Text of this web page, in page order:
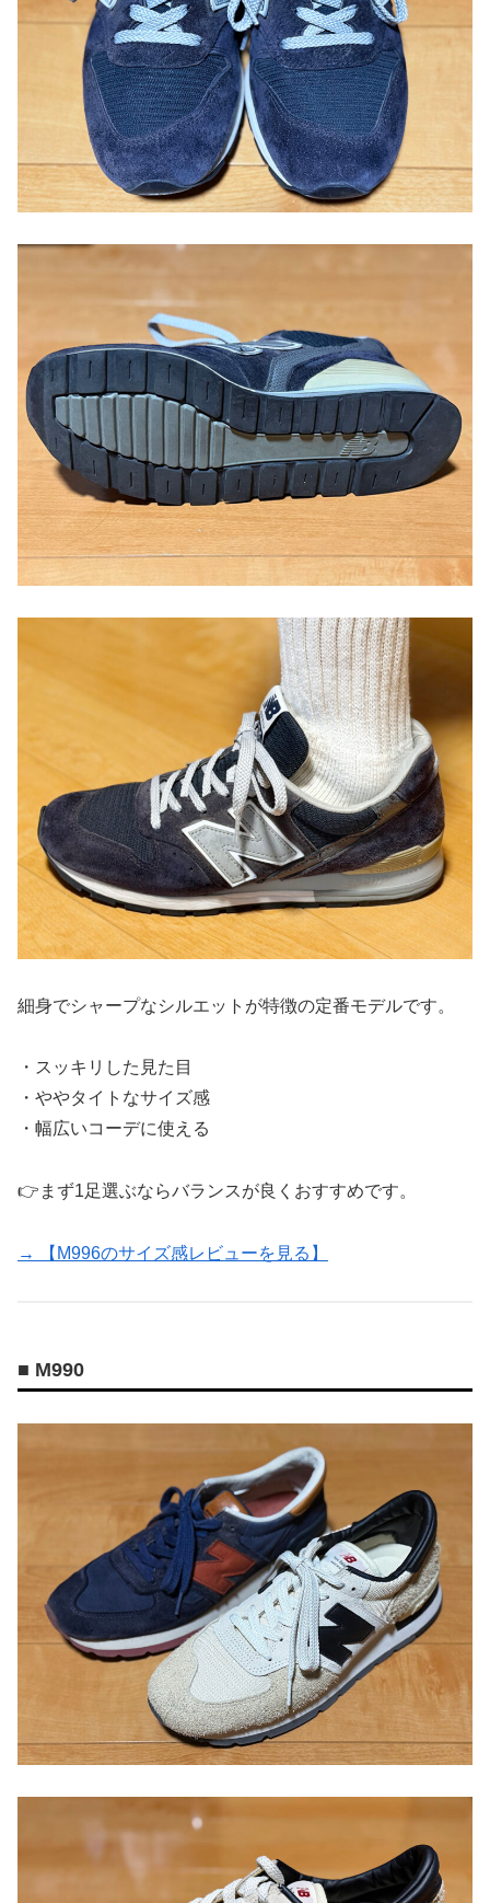
細身でシャープなシルエットが特徴の定番モデルです。
・スッキリした見た目
・ややタイトなサイズ感
・幅広いコーデに使える
👉まず1足選ぶならバランスが良くおすすめです。
→ 【M996のサイズ感レビューを見る】
■ M990